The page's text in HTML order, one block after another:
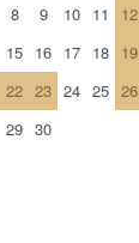
8 9 10 11
12
15 16 17 18 19
22 23 24 25 26
29 30